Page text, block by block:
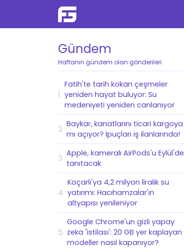
Gündem
Haftanın gündem olan gönderileri
1
Fatih'te tarih kokan çeşmeler
yeniden hayat buluyor: Su
medeniyeti yeniden canlanıyor
2 Baykar, kanatlarını ticari kargoya
mı açıyor? İpuçları iş ilanlarında!
3 Apple, kameralı AirPods'u Eylül'de
tanıtacak
4
Koçarlı'ya 4,2 milyon liralık su
yatırımı: Hacıhamzalar'ın
altyapısı yenileniyor
5
Google Chrome'un gizli yapay
zeka 'istilası': 20 GB yer kaplayan
modeller nasıl kapanıyor?